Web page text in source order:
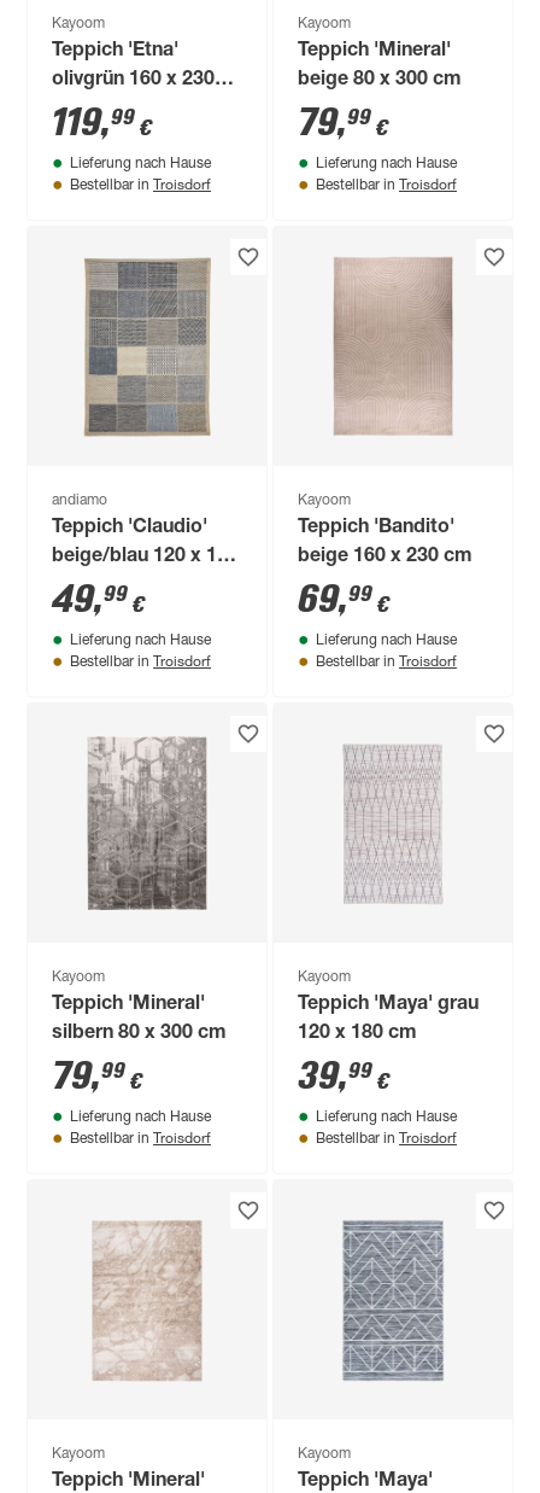
Kayoom
Teppich 'Etna'
olivgrün 160 x 230
cm
119,99 €
Lieferung nach Hause
Bestellbar in Troisdorf
Kayoom
Teppich 'Mineral'
beige 80 x 300 cm
79,99 €
Lieferung nach Hause
Bestellbar in Troisdorf
andiamo
Teppich 'Claudio'
beige/blau 120 x 170
cm
49,99 €
Lieferung nach Hause
Bestellbar in Troisdorf
Kayoom
Teppich 'Bandito'
beige 160 x 230 cm
69,99 €
Lieferung nach Hause
Bestellbar in Troisdorf
Kayoom
Teppich 'Mineral'
silbern 80 x 300 cm
79,99 €
Lieferung nach Hause
Bestellbar in Troisdorf
Kayoom
Teppich 'Maya' grau
120 x 180 cm
39,99 €
Lieferung nach Hause
Bestellbar in Troisdorf
Kayoom
Teppich 'Mineral'
Kayoom
Teppich 'Maya'